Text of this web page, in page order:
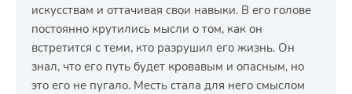
искусствам и оттачивая свои навыки. В его голове
постоянно крутились мысли о том, как он
встретится с теми, кто разрушил его жизнь. Он
знал, что его путь будет кровавым и опасным, но
это его не пугало. Месть стала для него смыслом